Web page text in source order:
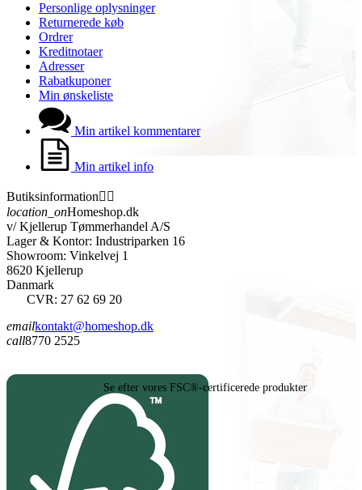
Personlige oplysninger
Returnerede køb
Ordrer
Kreditnotaer
Adresser
Rabatkuponer
Min ønskeliste
Min artikel kommentarer
Min artikel info
Butiksinformation 
location_onHomeshop.dk
v/ Kjellerup Tømmerhandel A/S
Lager & Kontor: Industriparken 16
Showroom: Vinkelvej 1
8620 Kjellerup
Danmark
CVR: 27 62 69 20
emailkontakt@homeshop.dk
call8770 2525
Se efter vores FSC®-certificerede produkter